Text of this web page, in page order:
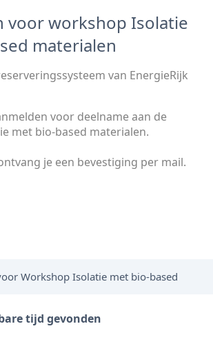
voor workshop Isolatie
materialen
van EnergieRijk
voor deelname aan de
met bio-based materialen.
je een bevestiging per mail.
Workshop Isolatie met bio-based
tijd gevonden